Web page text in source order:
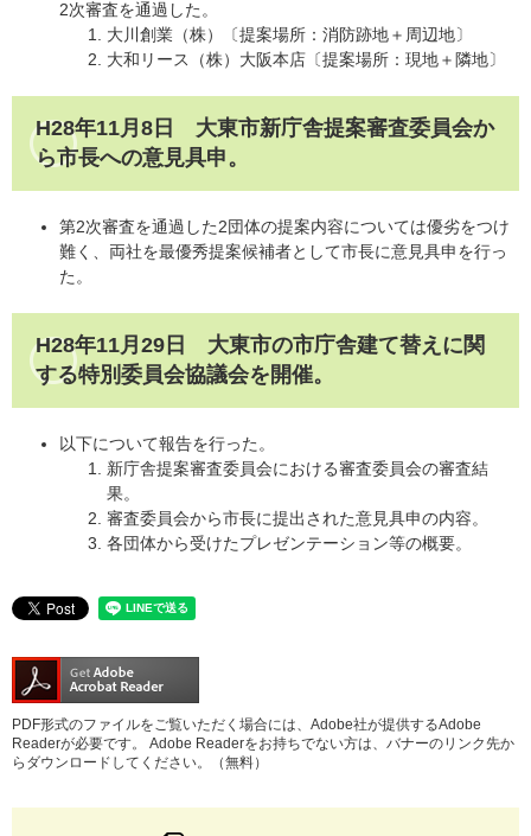
2次審査を通過した。
大川創業（株）〔提案場所：消防跡地＋周辺地〕
大和リース（株）大阪本店〔提案場所：現地＋隣地〕
H28年11月8日 大東市新庁舎提案審査委員会か
ら市長への意見具申。
第2次審査を通過した2団体の提案内容については優劣をつけ
難く、両社を最優秀提案候補者として市長に意見具申を行っ
た。
H28年11月29日 大東市の市庁舎建て替えに関
する特別委員会協議会を開催。
以下について報告を行った。
新庁舎提案審査委員会における審査委員会の審査結
果。
審査委員会から市長に提出された意見具申の内容。
各団体から受けたプレゼンテーション等の概要。
PDF形式のファイルをご覧いただく場合には、Adobe社が提供するAdobe
Readerが必要です。
Adobe Readerをお持ちでない方は、バナーのリンク先か
らダウンロードしてください。（無料）